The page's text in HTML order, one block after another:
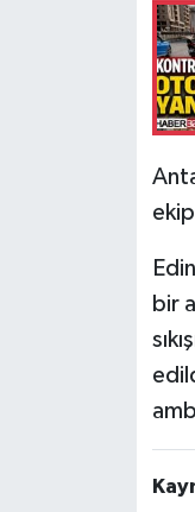
bir
Tarihi